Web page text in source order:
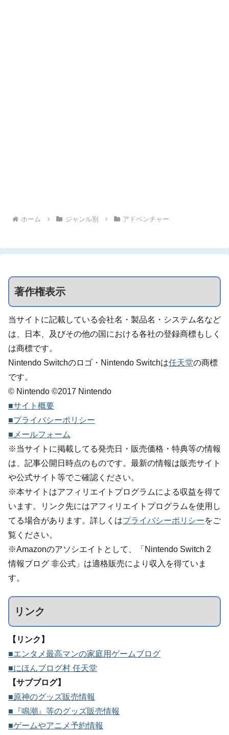
ホーム ジャンル別 アドベンチャー
著作権表示
当サイトに記載している会社名・製品名・システム名など
は、日本、及びその他の国における各社の登録商標もしく
は商標です。
Nintendo Switchのロゴ・Nintendo Switchは任天堂の商標
です。
© Nintendo ©2017 Nintendo
■サイト概要
■プライバシーポリシー
■メールフォーム
※当サイトに掲載してる発売日・販売価格・特典等の情報
は、記事公開日時点のものです。最新の情報は販売サイト
や公式サイト等でご確認ください。
※本サイトはアフィリエイトプログラムによる収益を得て
います。リンク先にはアフィリエイトプログラムを使用し
てる場合があります。詳しくはプライバシーポリシーをご
覧ください。
※Amazonのアソシエイトとして、「Nintendo Switch 2
情報ブログ 非公式」は適格販売により収入を得ていま
す。
リンク
【リンク】
■エンタメ最高マンの家庭用ゲームブログ
■にほんブログ村 任天堂
【サブブログ】
■原神のグッズ販売情報
■『鳴潮』等のグッズ販売情報
■ゲームやアニメ予約情報